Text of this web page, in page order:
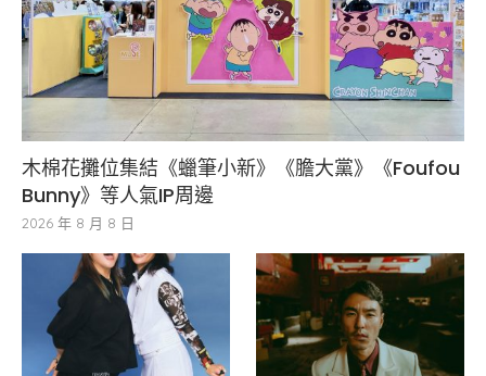
木棉花攤位集結《蠟筆小新》《膽大黨》《Foufou
Bunny》等人氣IP周邊
2026 年 8 月 8 日